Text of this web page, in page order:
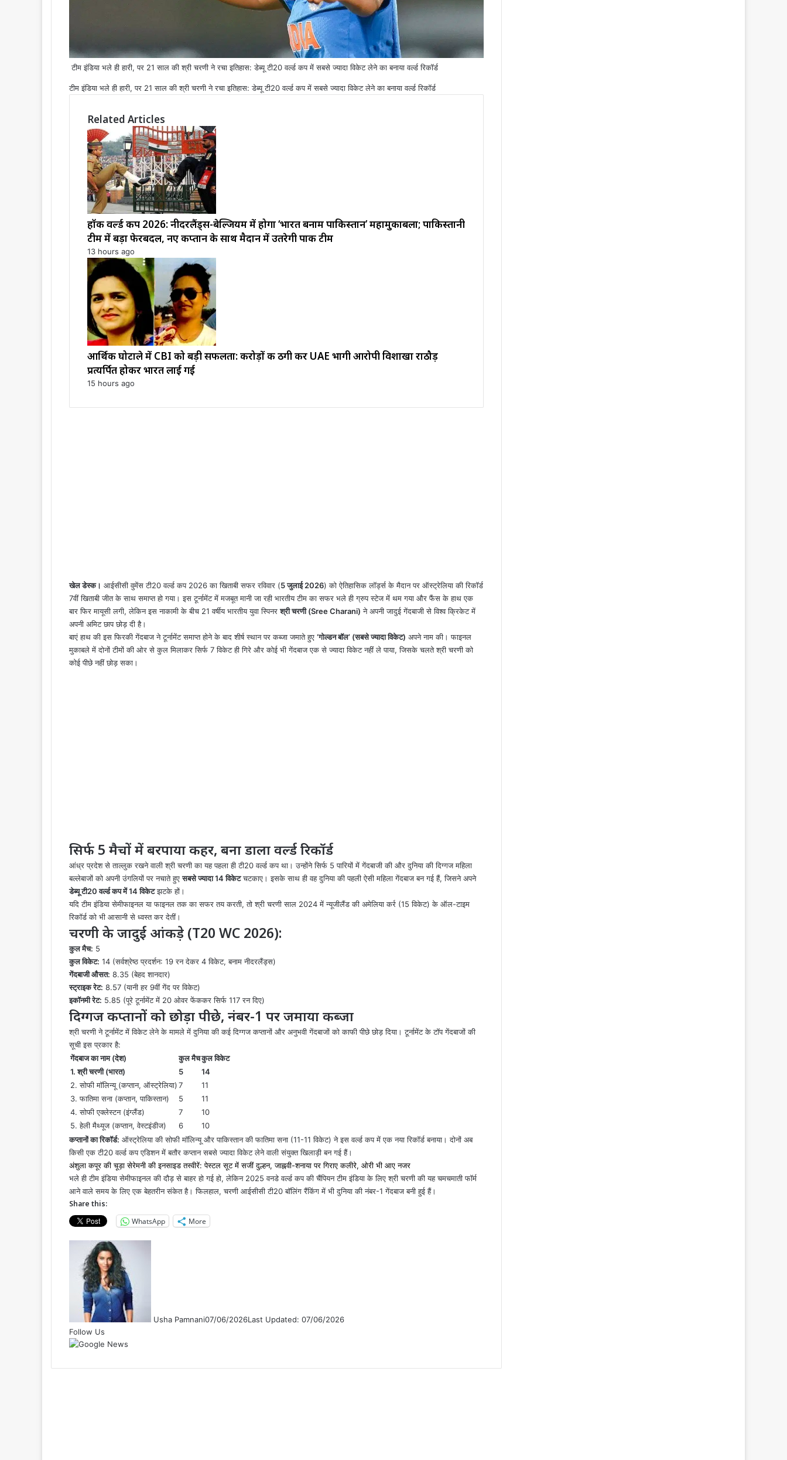
टीम इंडिया भले ही हारी, पर 21 साल की श्री चरणी ने रचा इतिहास: डेब्यू टी20 वर्ल्ड कप में सबसे ज्यादा विकेट लेने का बनाया वर्ल्ड रिकॉर्ड
टीम इंडिया भले ही हारी, पर 21 साल की श्री चरणी ने रचा इतिहास: डेब्यू टी20 वर्ल्ड कप में सबसे ज्यादा विकेट लेने का बनाया वर्ल्ड रिकॉर्ड
Related Articles
हॉकी वर्ल्ड कप 2026: नीदरलैंड्स-बेल्जियम में होगा ‘भारत बनाम पाकिस्तान’ महामुकाबला; पाकिस्तानी
टीम में बड़ा फेरबदल, नए कप्तान के साथ मैदान में उतरेगी पाक टीम
13 hours ago
आर्थिक घोटाले में CBI को बड़ी सफलता: करोड़ों की ठगी कर UAE भागी आरोपी विशाखा राठौड़
प्रत्यर्पित होकर भारत लाई गई
15 hours ago
खेल डेस्क। आईसीसी वुमेंस टी20 वर्ल्ड कप 2026 का खिताबी सफर रविवार (5 जुलाई 2026) को ऐतिहासिक लॉर्ड्स के मैदान पर ऑस्ट्रेलिया की रिकॉर्ड
7वीं खिताबी जीत के साथ समाप्त हो गया। इस टूर्नामेंट में मजबूत मानी जा रही भारतीय टीम का सफर भले ही ग्रुप स्टेज में थम गया और फैंस के हाथ एक
बार फिर मायूसी लगी, लेकिन इस नाकामी के बीच 21 वर्षीय भारतीय युवा स्पिनरश्री चरणी (Sree Charani) ने अपनी जादुई गेंदबाजी से विश्व क्रिकेट में
अपनी अमिट छाप छोड़ दी है।
बाएं हाथ की इस फिरकी गेंदबाज ने टूर्नामेंट समाप्त होने के बाद शीर्ष स्थान पर कब्जा जमाते हुए ‘गोल्डन बॉल’ (सबसे ज्यादा विकेट) अपने नाम की। फाइनल
मुकाबले में दोनों टीमों की ओर से कुल मिलाकर सिर्फ 7 विकेट ही गिरे और कोई भी गेंदबाज एक से ज्यादा विकेट नहीं ले पाया, जिसके चलते श्री चरणी को
कोई पीछे नहीं छोड़ सका।
सिर्फ 5 मैचों में बरपाया कहर, बना डाला वर्ल्ड रिकॉर्ड
आंध्र प्रदेश से ताल्लुक रखने वाली श्री चरणी का यह पहला ही टी20 वर्ल्ड कप था। उन्होंने सिर्फ 5 पारियों में गेंदबाजी की और दुनिया की दिग्गज महिला
बल्लेबाजों को अपनी उंगलियों पर नचाते हुएसबसे ज्यादा 14 विकेटचटकाए। इसके साथ ही वह दुनिया की पहली ऐसी महिला गेंदबाज बन गई हैं, जिसने अपने
डेब्यू टी20 वर्ल्ड कप में 14 विकेटझटके हों।
यदि टीम इंडिया सेमीफाइनल या फाइनल तक का सफर तय करती, तो श्री चरणी साल 2024 में न्यूजीलैंड की अमेलिया कर्र (15 विकेट) के ऑल-टाइम
रिकॉर्ड को भी आसानी से ध्वस्त कर देतीं।
चरणी के जादुई आंकड़े (T20 WC 2026):
कुल मैच: 5
कुल विकेट: 14 (सर्वश्रेष्ठ प्रदर्शन: 19 रन देकर 4 विकेट, बनाम नीदरलैंड्स)
गेंदबाजी औसत: 8.35 (बेहद शानदार)
स्ट्राइक रेट: 8.57 (यानी हर 9वीं गेंद पर विकेट)
इकॉनमी रेट: 5.85 (पूरे टूर्नामेंट में 20 ओवर फेंककर सिर्फ 117 रन दिए)
दिग्गज कप्तानों को छोड़ा पीछे, नंबर-1 पर जमाया कब्जा
श्री चरणी ने टूर्नामेंट में विकेट लेने के मामले में दुनिया की कई दिग्गज कप्तानों और अनुभवी गेंदबाजों को काफी पीछे छोड़ दिया। टूर्नामेंट के टॉप गेंदबाजों की
सूची इस प्रकार है:
गेंदबाज का नाम (देश)
कुल मैचकुल विकेट
1. श्री चरणी (भारत)
5
14
2. सोफी मॉलिन्यू (कप्तान, ऑस्ट्रेलिया)7
11
3. फातिमा सना (कप्तान, पाकिस्तान)
5
11
4. सोफी एक्लेस्टन (इंग्लैंड)
7
10
5. हेली मैथ्यूज (कप्तान, वेस्टइंडीज)
6
10
कप्तानों का रिकॉर्ड: ऑस्ट्रेलिया की सोफी मॉलिन्यू और पाकिस्तान की फातिमा सना (11-11 विकेट) ने इस वर्ल्ड कप में एक नया रिकॉर्ड बनाया। दोनों अब
किसी एक टी20 वर्ल्ड कप एडिशन में बतौर कप्तान सबसे ज्यादा विकेट लेने वाली संयुक्त खिलाड़ी बन गई हैं।
अंशुला कपूर की चूड़ा सेरेमनी की इनसाइड तस्वीरें: पेस्टल सूट में सजीं दुल्हन, जाह्नवी-शनाया पर गिराए कलीरे, ओरी भी आए नजर
भले ही टीम इंडिया सेमीफाइनल की दौड़ से बाहर हो गई हो, लेकिन 2025 वनडे वर्ल्ड कप की चैंपियन टीम इंडिया के लिए श्री चरणी की यह चमचमाती फॉर्म
आने वाले समय के लिए एक बेहतरीन संकेत है। फिलहाल, चरणी आईसीसी टी20 बॉलिंग रैंकिंग में भी दुनिया की नंबर-1 गेंदबाज बनी हुई हैं।
Share this:
WhatsApp
More
Usha Pamnani07/06/2026Last Updated: 07/06/2026
Follow Us